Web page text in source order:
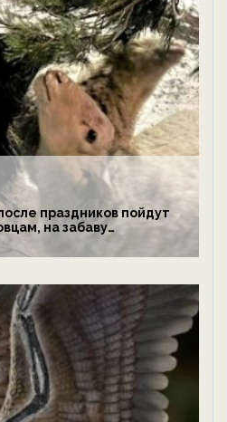
праздников пойдут
на забаву
леопардам — новости